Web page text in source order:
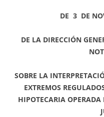
DE 3 DE
DE LA DIRECCIÓN
SOBRE LA
EXTREMOS
HIPOTECARIA